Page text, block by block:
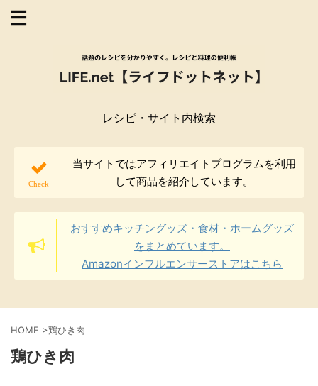
レシピ・サイト内検索
当サイトではアフィリエイトプログラムを利用
して商品を紹介しています。
おすすめキッチングッズ・食材・ホームグッズ
をまとめています。
Amazonインフルエンサーストアはこちら
HOME >鶏ひき肉
鶏ひき肉